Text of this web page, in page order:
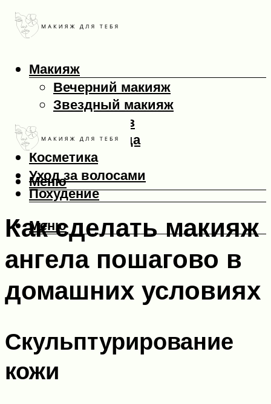
Макияж
Вечерний макияж
Звездный макияж
Макияж глаз
Макияж лица
Косметика
Уход за волосами
Похудение
Меню
Меню
Как сделать макияж
ангела пошагово в
домашних условиях
Скульптурирование
кожи